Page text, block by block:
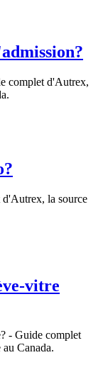
complet d'Autrex,
la source
vitre
- Guide complet
Canada.